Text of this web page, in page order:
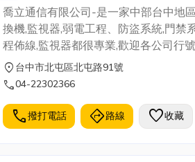
喬立通信有限公司-是一家中部台中地
換機,監視器,弱電工程、防盜系統,門禁
程佈線,監視器都很專業,歡迎各公司行
location_on 台中市北屯區北屯路91號
call04-22302366
call撥打電話 directions路線 favorite收藏